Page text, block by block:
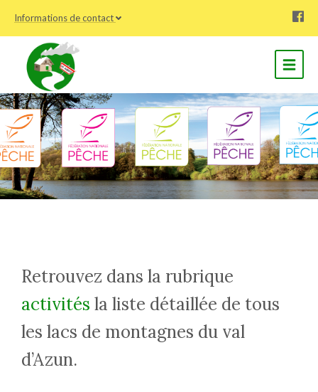
Informations de contact
Retrouvez dans la rubrique
activités la liste détaillée de tous
les lacs de montagnes du val
d’Azun.